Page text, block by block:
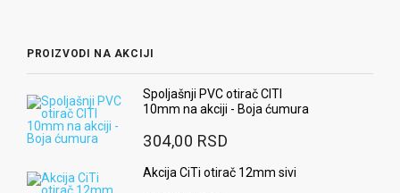
PROIZVODI NA AKCIJI
Spoljašnji PVC otirač CITI
10mm na akciji - Boja ćumura
304,00 RSD
Akcija CiTi otirač 12mm sivi